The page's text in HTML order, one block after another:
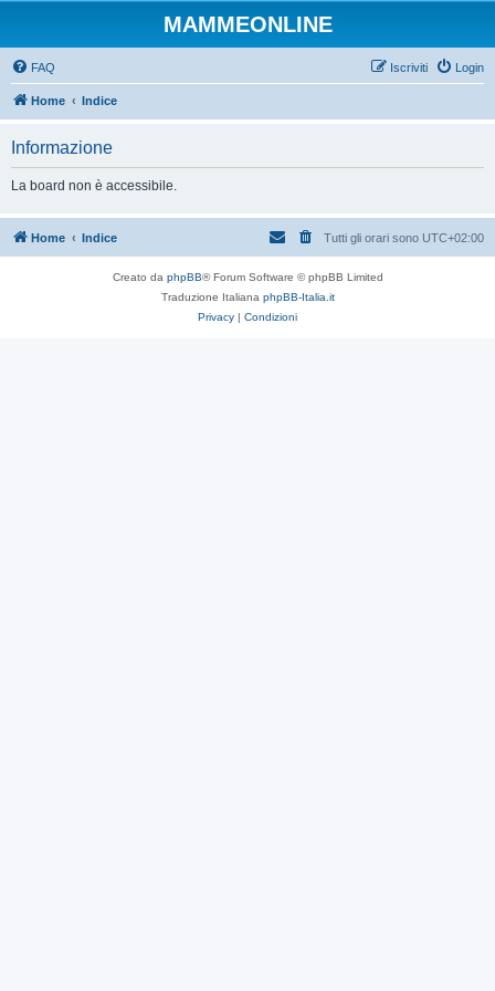
MAMMEONLINE
FAQ Login
Iscriviti
Home Indice
Informazione
La board non è accessibile.
Home Indice Tutti gli orari sono UTC+02:00
Creato da phpBB® Forum Software © phpBB Limited
Traduzione Italiana phpBB-Italia.it
Privacy | Condizioni